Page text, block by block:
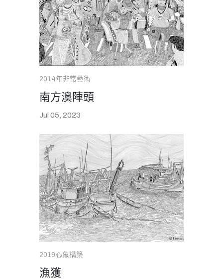
2014年非常藝術
南方澳陣頭
Jul 05, 2023
2019心象構築
漁獲